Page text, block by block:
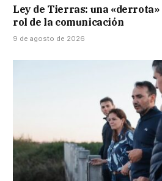
Ley de Tierras: una
rol de la comunicación
9 de agosto de 2026